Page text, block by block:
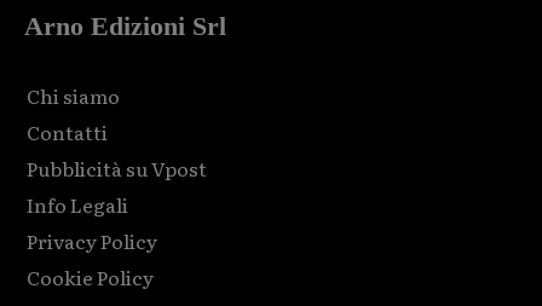
Arno Edizioni Srl
Chi siamo
Contatti
Pubblicità su Vpost
Info Legali
Privacy Policy
Cookie Policy